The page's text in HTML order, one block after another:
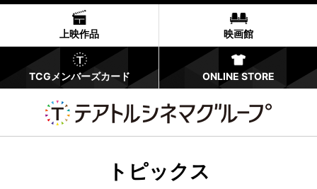
上映作品 映画館
TCGメンバーズカード ONLINE STORE
トピックス